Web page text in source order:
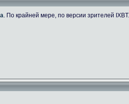
. По крайней мере, по версии зрителей IXBT.